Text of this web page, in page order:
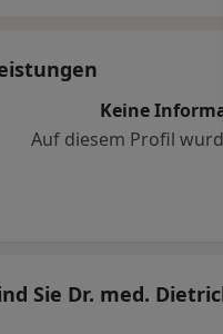
Keine
Auf diesem Profil
Sie Dr. med.